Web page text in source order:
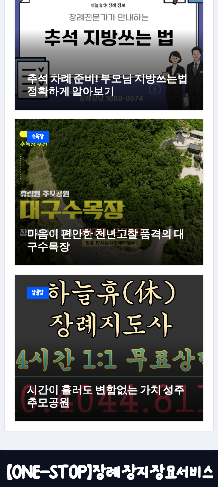
추석 차례 준비! 부모님 지방쓰는법
정확하게 알아보기
수목장
마음이 편안한 천년고찰 품격의 대
구수목장
납골당
시간이 흘러도 변함없는 가치 성주
추모공원
【ONE-STOP】장례·장지·장묘서비스